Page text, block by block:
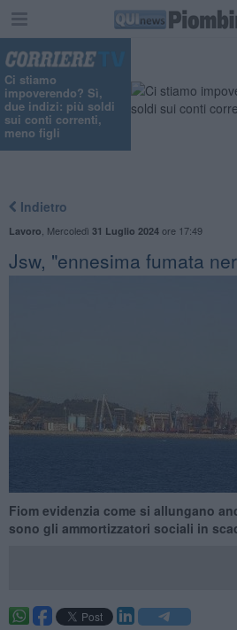
Ci stiamo
impoverendo? Sì,
due indizi: più soldi
sui conti correnti,
meno figli
Indietro
Lavoro Mercoledì 31 Luglio 2024ore 17:49
Jsw, "ennesima fumata
Fiom evidenzia come si allungano
sono gli ammortizzatori sociali in